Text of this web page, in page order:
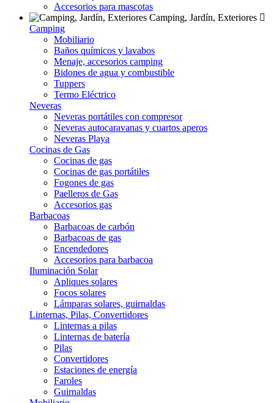
Accesorios para mascotas
Camping, Jardín, Exteriores
Camping
Mobiliario
Baños químicos y lavabos
Menaje, accesorios camping
Bidones de agua y combustible
Tuppers
Termo Eléctrico
Neveras
Neveras portátiles con compresor
Neveras autocaravanas y cuartos aperos
Neveras Playa
Cocinas de Gas
Cocinas de gas
Cocinas de gas portátiles
Fogones de gas
Paelleros de Gas
Accesorios gas
Barbacoas
Barbacoas de carbón
Barbacoas de gas
Encendedores
Accesorios para barbacoa
Iluminación Solar
Apliques solares
Focos solares
Lámparas solares, guirnaldas
Linternas, Pilas, Convertidores
Linternas a pilas
Linternas de batería
Pilas
Convertidores
Estaciones de energía
Faroles
Guirnaldas